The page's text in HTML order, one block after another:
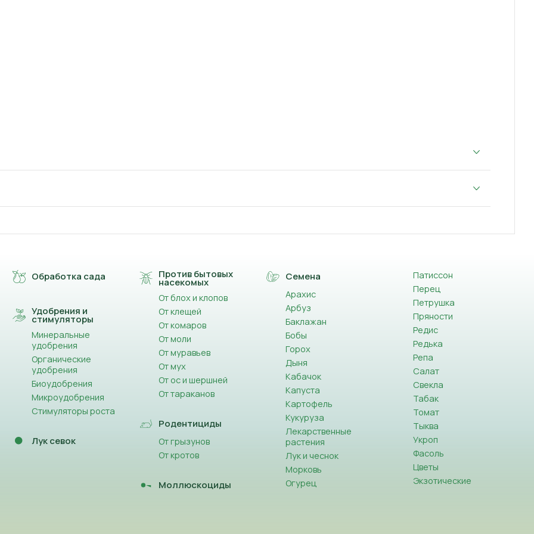
Обработка сада
Удобрения и
стимуляторы
Минеральные
удобрения
Органические
удобрения
Биоудобрения
Микроудобрения
Стимуляторы роста
Лук севок
Против бытовых
насекомых
От блох и клопов
От клещей
От комаров
От моли
От муравьев
От мух
От ос и шершней
От тараканов
Родентициды
От грызунов
От кротов
Моллюскоциды
Семена
Арахис
Арбуз
Баклажан
Бобы
Горох
Дыня
Кабачок
Капуста
Картофель
Кукуруза
Лекарственные
растения
Лук и чеснок
Морковь
Огурец
Патиссон
Перец
Петрушка
Пряности
Редис
Редька
Репа
Салат
Свекла
Табак
Томат
Тыква
Укроп
Фасоль
Цветы
Экзотические